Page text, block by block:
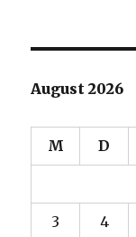
August 2026
M D
3 4